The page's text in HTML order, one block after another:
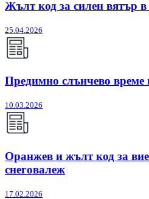
Жълт код за силен вятър в
25.04.2026
Предимно слънчево време
10.03.2026
Оранжев и жълт код за
снеговалеж
17.02.2026